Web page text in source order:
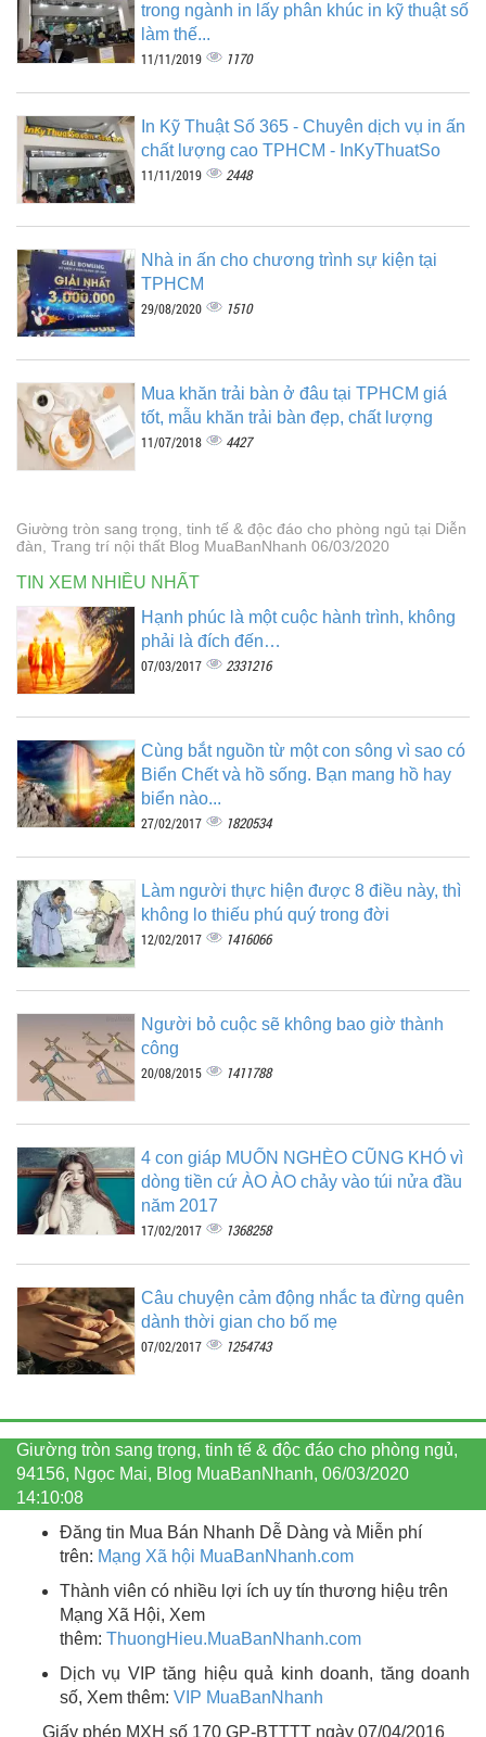
trong ngành in lấy phân khúc in kỹ thuật số
làm thế...
11/11/2019 1170
In Kỹ Thuật Số 365 - Chuyên dịch vụ in ấn
chất lượng cao TPHCM - InKyThuatSo
11/11/2019 2448
Nhà in ấn cho chương trình sự kiện tại
TPHCM
29/08/2020 1510
Mua khăn trải bàn ở đâu tại TPHCM giá
tốt, mẫu khăn trải bàn đẹp, chất lượng
11/07/2018 4427
Giường tròn sang trọng, tinh tế & độc đáo cho phòng ngủ tại Diễn
đàn, Trang trí nội thất Blog MuaBanNhanh 06/03/2020
TIN XEM NHIỀU NHẤT
Hạnh phúc là một cuộc hành trình, không
phải là đích đến…
07/03/2017 2331216
Cùng bắt nguồn từ một con sông vì sao có
Biển Chết và hồ sống. Bạn mang hồ hay
biển nào...
27/02/2017 1820534
Làm người thực hiện được 8 điều này, thì
không lo thiếu phú quý trong đời
12/02/2017 1416066
Người bỏ cuộc sẽ không bao giờ thành
công
20/08/2015 1411788
4 con giáp MUỐN NGHÈO CŨNG KHÓ vì
dòng tiền cứ ÀO ÀO chảy vào túi nửa đầu
năm 2017
17/02/2017 1368258
Câu chuyện cảm động nhắc ta đừng quên
dành thời gian cho bố mẹ
07/02/2017 1254743
Giường tròn sang trọng, tinh tế & độc đáo cho phòng ngủ,
94156, Ngọc Mai, Blog MuaBanNhanh, 06/03/2020
14:10:08
Đăng tin Mua Bán Nhanh Dễ Dàng và Miễn phí
trên: Mạng Xã hội MuaBanNhanh.com
Thành viên có nhiều lợi ích uy tín thương hiệu trên
Mạng Xã Hội, Xem
thêm: ThuongHieu.MuaBanNhanh.com
Dịch vụ VIP tăng hiệu quả kinh doanh, tăng doanh
số, Xem thêm: VIP MuaBanNhanh
Giấy phép MXH số 170 GP-BTTTT ngày 07/04/2016